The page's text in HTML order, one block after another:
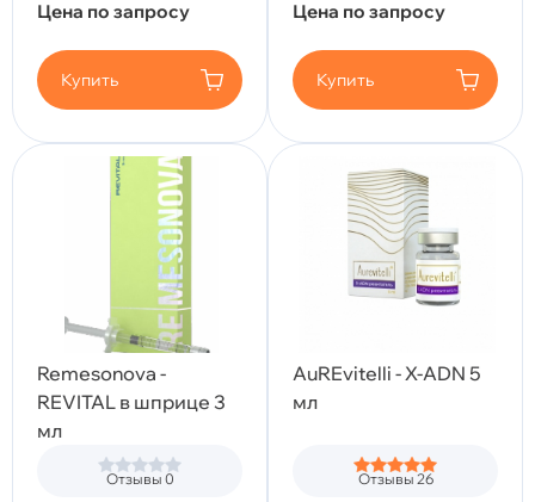
Цена по запросу
Купить
Цена по запросу
Купить
Remesonova -
REVITAL в шприце 3
мл
Отзывы 0
AuREvitelli - X-ADN 5
мл
Отзывы 26